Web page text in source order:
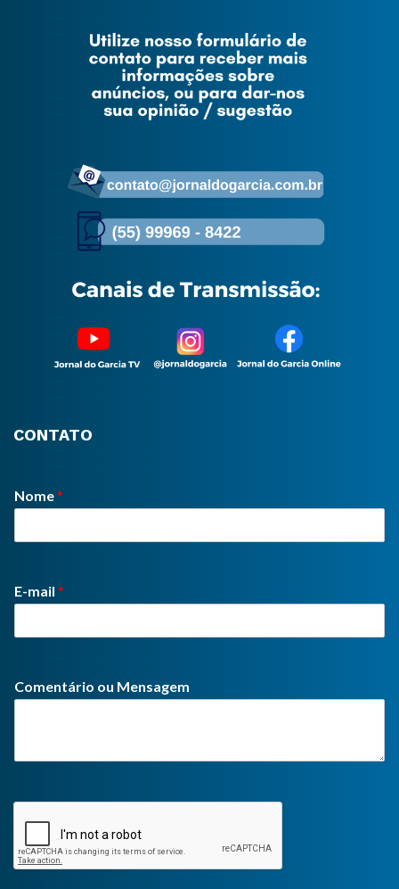
CONTATO
Nome*
E-mail *
Comentário ou Mensagem